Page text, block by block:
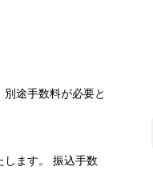
途手数料が必要と
ます。 振込手数